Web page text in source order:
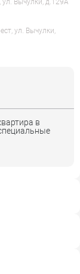
Вычулки, д.129А
ул. Вычулки,
в